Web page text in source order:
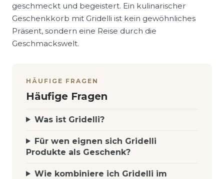
geschmeckt und begeistert. Ein kulinarischer
Geschenkkorb mit Gridelli ist kein gewöhnliches
Präsent, sondern eine Reise durch die
Geschmackswelt.
HÄUFIGE FRAGEN
Häufige Fragen
Was ist Gridelli?
Für wen eignen sich Gridelli
Produkte als Geschenk?
Wie kombiniere ich Gridelli im